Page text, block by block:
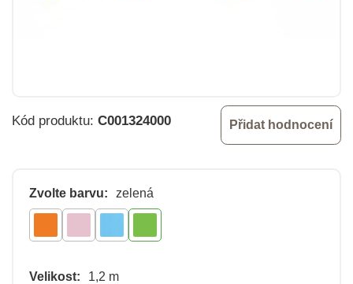
Kód produktu: C001324000 Přidat hodnocení
Zvolte barvu: zelená
Velikost: 1,2 m